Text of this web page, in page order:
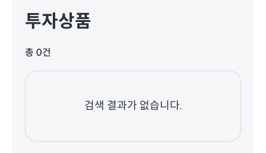
투자상품
총 0건
검색 결과가 없습니다.